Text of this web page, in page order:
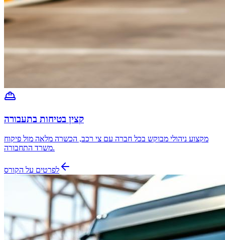
קצין בטיחות בתעבורה
מקצוע ניהולי מבוקש בכל חברה עם צי רכב, הכשרה מלאה מול פיקוח
משרד התחבורה.
לפרטים על הקורס